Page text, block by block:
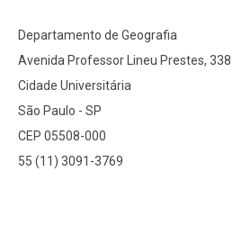
Departamento de Geografia
Avenida Professor Lineu Prestes, 338
Cidade Universitária
São Paulo - SP
CEP 05508-000
55 (11) 3091-3769